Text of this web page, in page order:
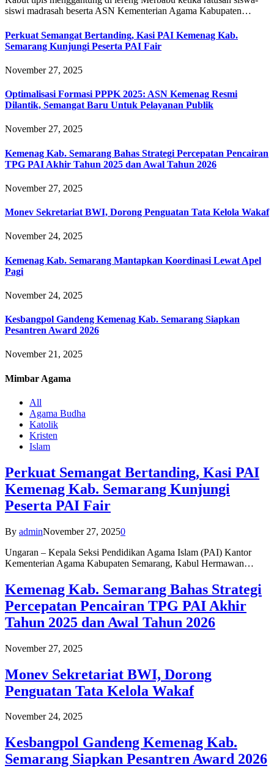
siswi madrasah beserta ASN Kementerian Agama Kabupaten…
Perkuat Semangat Bertanding, Kasi PAI Kemenag Kab.
Semarang Kunjungi Peserta PAI Fair
November 27, 2025
Optimalisasi Formasi PPPK 2025: ASN Kemenag Resmi
Dilantik, Semangat Baru Untuk Pelayanan Publik
November 27, 2025
Kemenag Kab. Semarang Bahas Strategi Percepatan Pencairan
TPG PAI Akhir Tahun 2025 dan Awal Tahun 2026
November 27, 2025
Monev Sekretariat BWI, Dorong Penguatan Tata Kelola Wakaf
November 24, 2025
Kemenag Kab. Semarang Mantapkan Koordinasi Lewat Apel
Pagi
November 24, 2025
Kesbangpol Gandeng Kemenag Kab. Semarang Siapkan
Pesantren Award 2026
November 21, 2025
Mimbar Agama
All
Agama Budha
Katolik
Kristen
Islam
Perkuat Semangat Bertanding, Kasi PAI
Kemenag Kab. Semarang Kunjungi
Peserta PAI Fair
By adminNovember 27, 20250
Ungaran – Kepala Seksi Pendidikan Agama Islam (PAI) Kantor
Kementerian Agama Kabupaten Semarang, Kabul Hermawan…
Kemenag Kab. Semarang Bahas Strategi
Percepatan Pencairan TPG PAI Akhir
Tahun 2025 dan Awal Tahun 2026
November 27, 2025
Monev Sekretariat BWI, Dorong
Penguatan Tata Kelola Wakaf
November 24, 2025
Kesbangpol Gandeng Kemenag Kab.
Semarang Siapkan Pesantren Award 2026